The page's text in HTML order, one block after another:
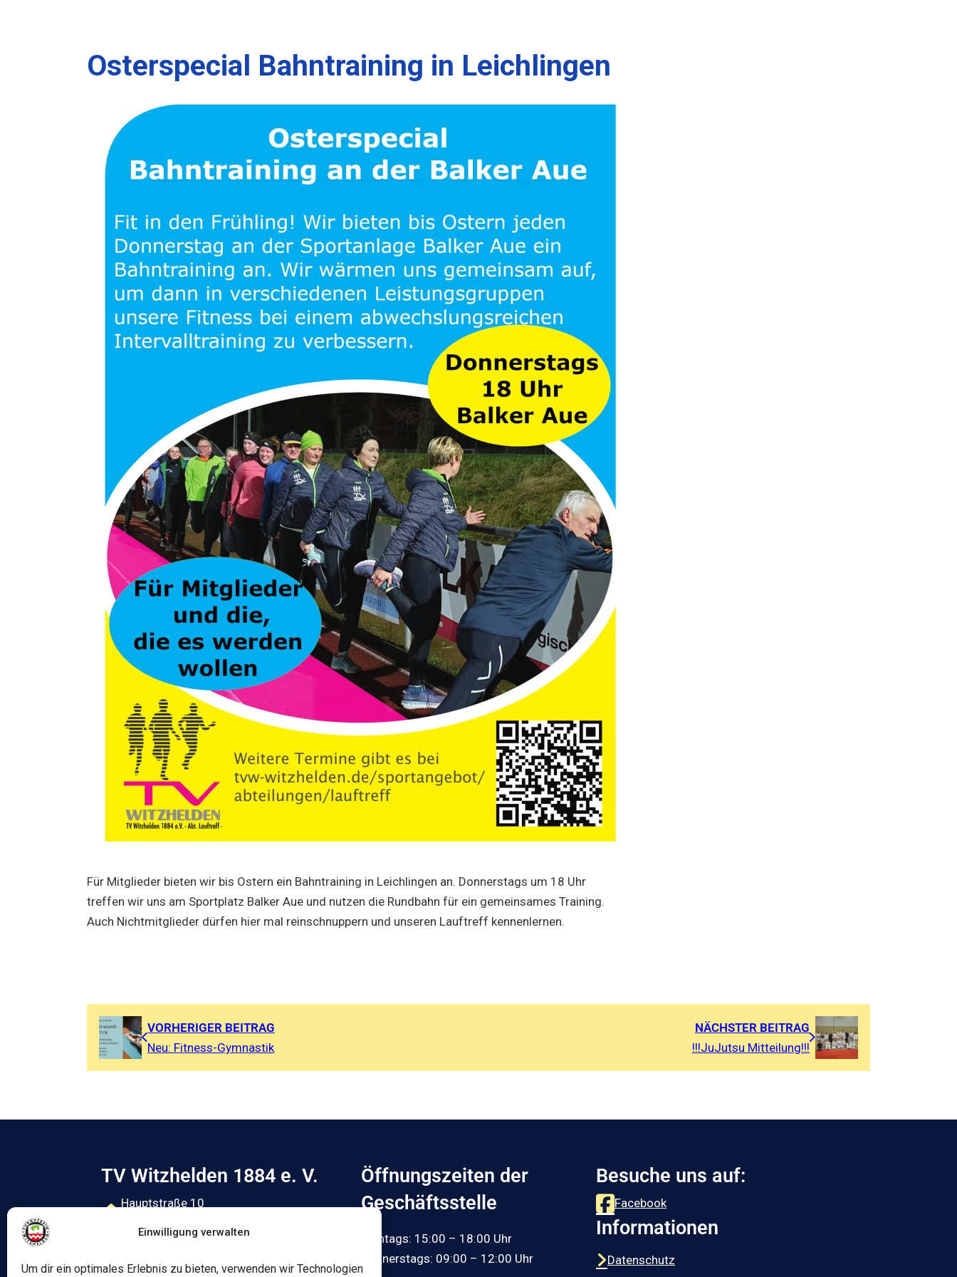
Einwilligung verwalten
Um dir ein optimales Erlebnis zu bieten, verwenden wir Technologien
Osterspecial Bahntraining in Leichlingen
Für Mitglieder bieten wir bis Ostern ein Bahntraining in Leichlingen an. Donnerstags um 18 Uhr
treffen wir uns am Sportplatz Balker Aue und nutzen die Rundbahn für ein gemeinsames Training.
Auch Nichtmitglieder dürfen hier mal reinschnuppern und unseren Lauftreff kennenlernen.
VORHERIGER BEITRAG
Neu: Fitness-Gymnastik
NÄCHSTER BEITRAG
!!!JuJutsu Mitteilung!!!
TV Witzhelden 1884 e. V.
Hauptstraße 10
Öffnungszeiten der
Geschäftsstelle
Montags: 15:00 – 18:00 Uhr
Donnerstags: 09:00 – 12:00 Uhr
Besuche uns auf:
Facebook
Informationen
Datenschutz